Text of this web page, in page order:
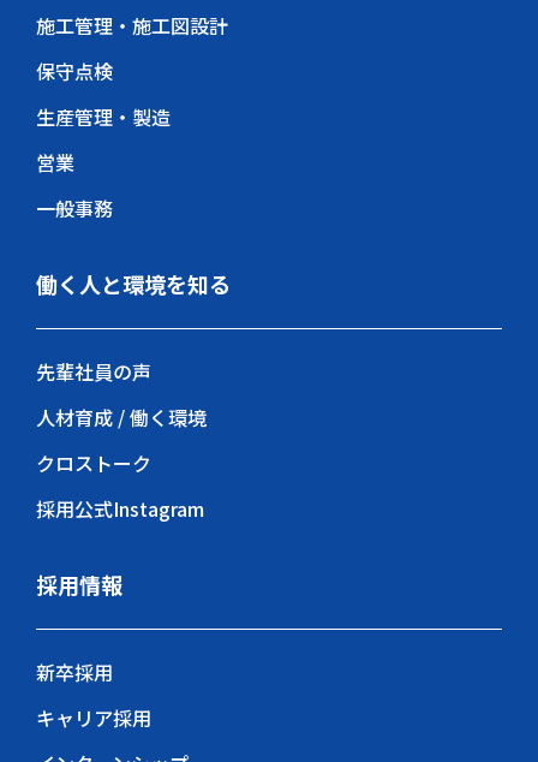
施工管理・施工図設計
保守点検
生産管理・製造
営業
一般事務
働く人と環境を知る
先輩社員の声
人材育成 / 働く環境
クロストーク
採用公式Instagram
採用情報
新卒採用
キャリア採用